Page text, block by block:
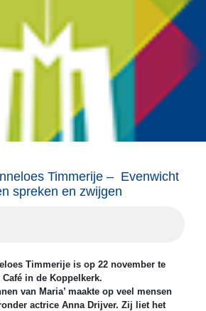
Timmerije – Evenwicht
spreken en zwijgen
Timmerije is op 22 november te
in de Koppelkerk.
van Maria’ maakte op veel mensen
actrice Anna Drijver. Zij liet het